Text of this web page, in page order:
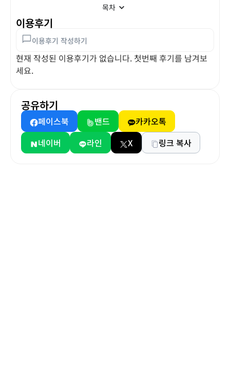
목차
이용후기
이용후기 작성하기
현재 작성된 이용후기가 없습니다. 첫번째 후기를 남겨보
세요.
공유하기
페이스북 밴드
카카오톡
네이버
라인 X 링크 복사